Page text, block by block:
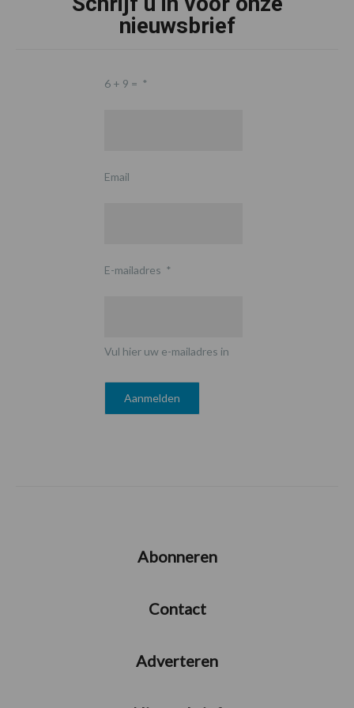
nieuwsbrief
6 + 9 = *
Email
E-mailadres *
Vul hier uw e-mailadres in
Abonneren
Contact
Adverteren